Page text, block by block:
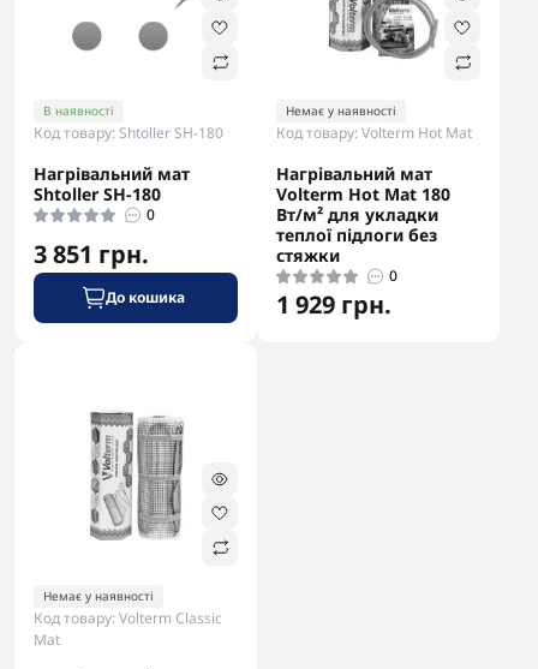
В наявності
Код товару: Shtoller SH-180
Нагрівальний мат
Shtoller SH-180
0
3 851 грн.
До кошика
Немає у наявності
Код товару: Volterm Hot Mat
Нагрівальний мат
Volterm Hot Mat 180
Вт/м² для укладки
теплої підлоги без
стяжки
0
1 929 грн.
Немає у наявності
Код товару: Volterm Classic
Mat